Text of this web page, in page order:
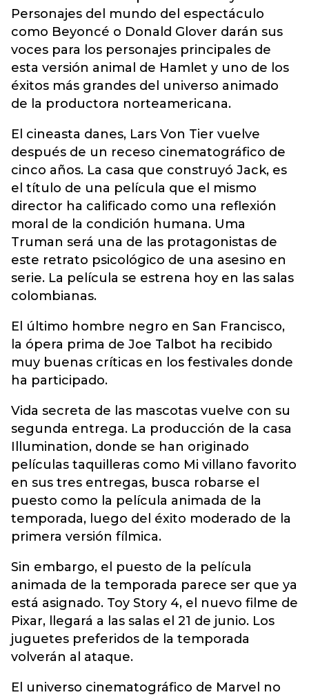
Personajes del mundo del espectáculo
como Beyoncé o Donald Glover darán sus
voces para los personajes principales de
esta versión animal de Hamlet y uno de los
éxitos más grandes del universo animado
de la productora norteamericana.
El cineasta danes, Lars Von Tier vuelve
después de un receso cinematográfico de
cinco años. La casa que construyó Jack, es
el título de una película que el mismo
director ha calificado como una reflexión
moral de la condición humana. Uma
Truman será una de las protagonistas de
este retrato psicológico de una asesino en
serie. La película se estrena hoy en las salas
colombianas.
El último hombre negro en San Francisco,
la ópera prima de Joe Talbot ha recibido
muy buenas críticas en los festivales donde
ha participado.
Vida secreta de las mascotas vuelve con su
segunda entrega. La producción de la casa
Illumination, donde se han originado
películas taquilleras como Mi villano favorito
en sus tres entregas, busca robarse el
puesto como la película animada de la
temporada, luego del éxito moderado de la
primera versión fílmica.
Sin embargo, el puesto de la película
animada de la temporada parece ser que ya
está asignado. Toy Story 4, el nuevo filme de
Pixar, llegará a las salas el 21 de junio. Los
juguetes preferidos de la temporada
volverán al ataque.
El universo cinematográfico de Marvel no